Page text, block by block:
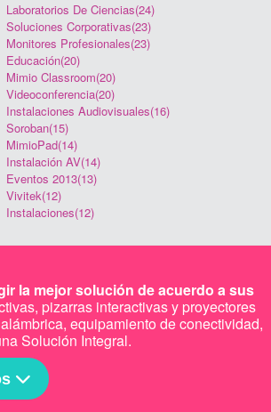
Laboratorios De Ciencias(24)
Soluciones Corporativas(23)
Monitores Profesionales(23)
Educación(20)
Mimio Classroom(20)
Videoconferencia(20)
Instalaciones Audiovisuales(16)
Soroban(15)
MimioPad(14)
Instalación AV(14)
Eventos 2013(13)
Vivitek(12)
Instalaciones(12)
la mejor solución de acuerdo a sus
pizarras interactivas y proyectores
equipamiento de conectividad,
Solución Integral.